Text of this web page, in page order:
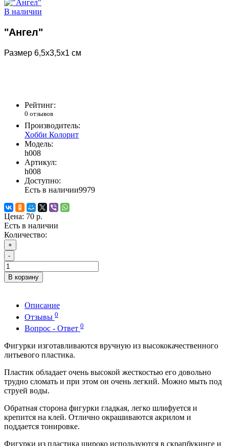
В наличии
"Ангел"
Размер 6,5х3,5х1 см
Рейтинг:
0 отзывов
Производитель:
Хобби Колорит
Модель:
h008
Артикул:
h008
Доступно:
Есть в наличии9979
Цена: 70 р.
Есть в наличии
Количество:
+
-
В корзину
Описание
Отзывы 0
Вопрос - Ответ 0
Фигурки изготавливаются вручную из высококачественного
литьевого пластика.
Пластик обладает очень высокой жесткостью его довольно
трудно сломать и при этом он очень легкий. Можно мыть под
струей воды.
Обратная сторона фигурки гладкая, легко шлифуется и
крепится на клей. Отлично окрашиваются акрилом и
поддается тонировке.
Фигурки из пластика широко используются в скрапбукинге и